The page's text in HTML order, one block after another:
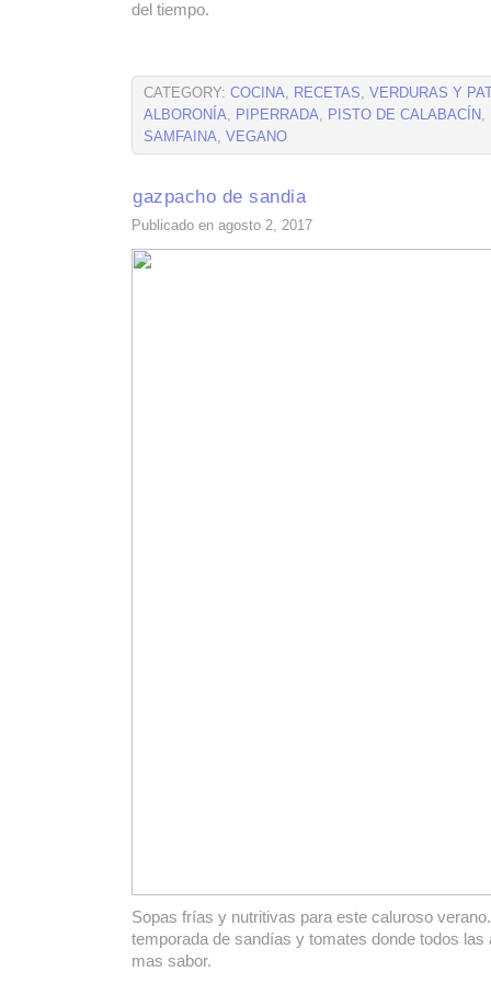
del tiempo.
CATEGORY: COCINA, RECETAS, VERDURAS Y
ALBORONÍA, PIPERRADA, PISTO DE CALABACÍN,
SAMFAINA, VEGANO
gazpacho de sandia
Publicado en agosto 2, 2017
Sopas frías y nutritivas para este caluroso
temporada de sandías y tomates donde todos las
mas sabor.